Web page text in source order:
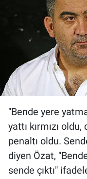
"Bende yere
yattı kırmızı
penaltı oldu.
diyen Özat,
sende çıktı"